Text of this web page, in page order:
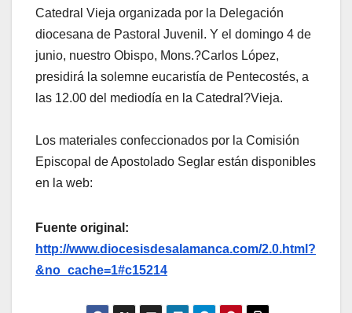
Catedral Vieja organizada por la Delegación
diocesana de Pastoral Juvenil. Y el domingo 4 de
junio, nuestro Obispo, Mons.?Carlos López,
presidirá la solemne eucaristía de Pentecostés, a
las 12.00 del mediodía en la Catedral?Vieja.
Los materiales confeccionados por la Comisión
Episcopal de Apostolado Seglar están disponibles
en la web:
Fuente original:
http://www.diocesisdesalamanca.com/2.0.html?
&no_cache=1#c15214